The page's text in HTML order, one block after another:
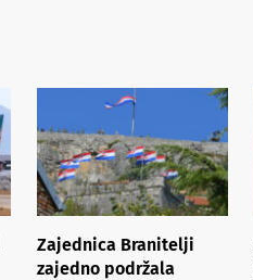
Zajednica Branitelji
zajedno podržala